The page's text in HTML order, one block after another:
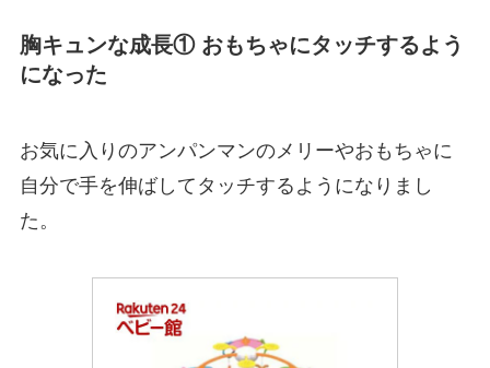
胸キュンな成長① おもちゃにタッチするよう
になった
お気に入りのアンパンマンのメリーやおもちゃに
自分で手を伸ばしてタッチするようになりまし
た。